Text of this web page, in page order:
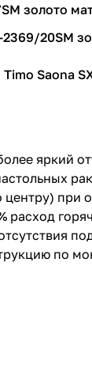
золото
2369/20SM
Saona
Saona
Timo
Timo
яркий
при
расход
по